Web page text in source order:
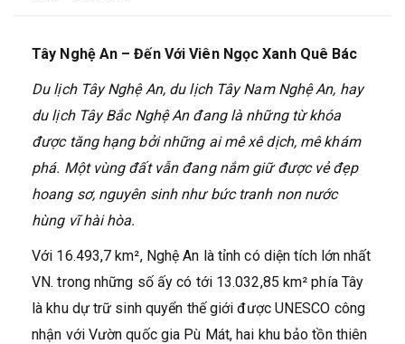
Tây Nghệ An – Đến Với Viên Ngọc Xanh Quê Bác
Du lịch Tây Nghệ An, du lịch Tây Nam Nghệ An, hay
du lịch Tây Bắc Nghệ An đang là những từ khóa
được tăng hạng bởi những ai mê xê dịch, mê khám
phá. Một vùng đất vẫn đang nắm giữ được vẻ đẹp
hoang sơ, nguyên sinh như bức tranh non nước
hùng vĩ hài hòa.
Với 16.493,7 km², Nghệ An là tỉnh có diện tích lớn nhất
VN. trong những số ấy có tới 13.032,85 km² phía Tây
là khu dự trữ sinh quyển thế giới được UNESCO công
nhận với Vườn quốc gia Pù Mát, hai khu bảo tồn thiên